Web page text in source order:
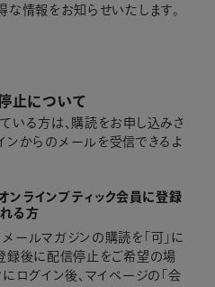
な情報をお知らせいたします。
止について
いる方は、購読をお申し込みさ
ンからのメールを受信できるよ
ラインブティック会員に登録
る方
ールマガジンの購読を「可」に
録後に配信停止をご希望の場
ログイン後、マイページの「会